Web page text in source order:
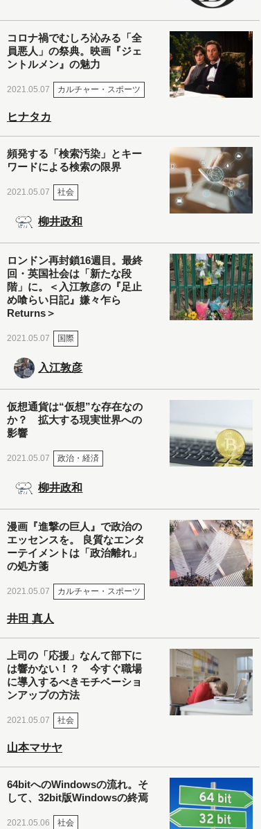
コロナ禍でむしろ沁みる「全
員悪人」の祭典。映画『ジェ
ントルメン』の魅力
2021.05.07 カルチャー・スポーツ
ヒナタカ
頻発する「検索汚染」とキー
ワードによる検索の限界
2021.05.07 社会
柳井政和
ロンドン再封鎖16週目。最終
回・英国社会は「新たな段
階」に。＜入江敦彦の『足止
め喰らい日記』嫌々乍ら
Returns＞
2021.05.07 国際
入江敦彦
仮想通貨は“仮想”な存在なの
か？ 拡大する現実世界への
影響
2021.05.07 政治・経済
柳井政和
漫画『進撃の巨人』で政治の
エッセンスを。 良質なエンタ
ーテイメントは「政治離れ」
の処方箋
2021.05.07 カルチャー・スポーツ
井田 真人
上司の「応援」なんて部下に
は響かない！？ 今すぐ職場
に導入するべきモチベーショ
ンアップの方法
2021.05.07 社会
山本マサヤ
64bitへのWindowsの流れ。そ
して、32bit版Windowsの終焉
2021.05.06 社会